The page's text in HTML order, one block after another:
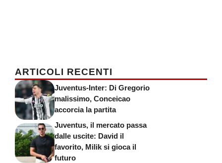
ARTICOLI RECENTI
Juventus-Inter: Di Gregorio
malissimo, Conceicao
accorcia la partita
Juventus, il mercato passa
dalle uscite: David il
favorito, Milik si gioca il
futuro